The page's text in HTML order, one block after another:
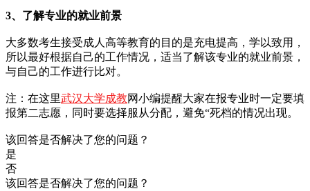
3、了解专业的就业前景
大多数考生接受成人高等教育的目的是充电提高，学以致用，
所以最好根据自己的工作情况，适当了解该专业的就业前景，
与自己的工作进行比对。
注：在这里武汉大学成教网小编提醒大家在报专业时一定要填
报第二志愿，同时要选择服从分配，避免“死档的情况出现。
该回答是否解决了您的问题？
是
否
该回答是否解决了您的问题？